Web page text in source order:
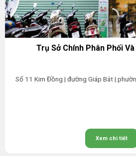
Trụ Sở Chính Phân Phối
Số 11 Kim Đồng | đường Giáp Bát |
Xem chi tiết